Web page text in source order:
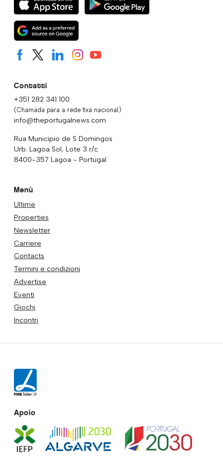
Contatti
+351 282 341 100
(Chamada para a rede fixa nacional)
info@theportugalnews.com
Rua Municipio de S Domingos
Urb. Lagoa Sol, Lote 3 r/c
8400-357 Lagoa - Portugal
Menù
Ultime
Properties
Newsletter
Carriere
Contacts
Termini e condizioni
Advertise
Eventi
Giochi
Incontri
Apoio